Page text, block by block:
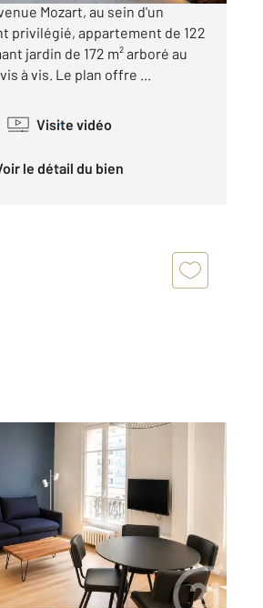
Mozart, au sein d'un
privilégié, appartement de 122
jardin de 172 m² arboré au
à vis. Le plan offre ...
Visite vidéo
Voir le détail du bien
92
F3 à vendre
€
Métro Ligne 9 Pont